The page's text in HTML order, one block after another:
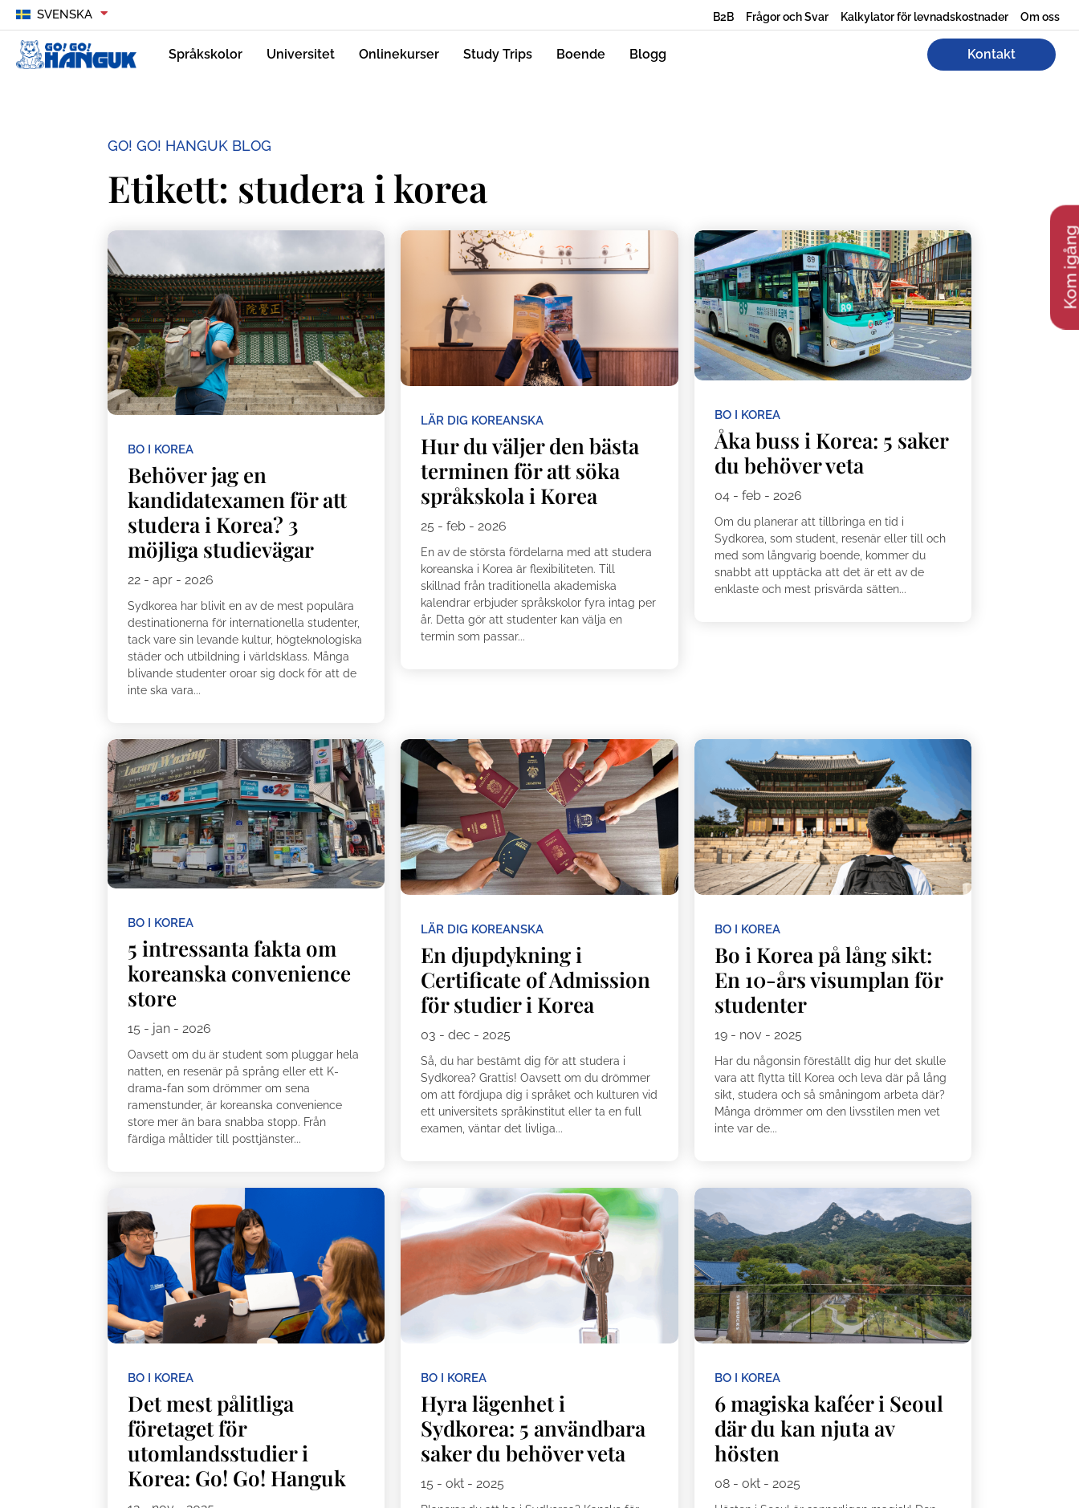
SVENSKA B2B Frågor och Svar Kalkylator för levnadskostnader Om oss
Språkskolor Universitet Onlinekurser Study Trips Boende Blogg Kontakt
Kom
GO! GO! HANGUK BLOG
Etikett: studera i korea
BO I KOREA
Behöver jag en
kandidatexamen för att
studera i Korea? 3
möjliga studievägar
22 - apr - 2026
Sydkorea har blivit en av de mest populära
destinationerna för internationella studenter,
tack vare sin levande kultur, högteknologiska
städer och utbildning i världsklass. Många
blivande studenter oroar sig dock för att de
inte ska vara...
LÄR DIG KOREANSKA
Hur du väljer den bästa
terminen för att söka
språkskola i Korea
25 - feb - 2026
En av de största fördelarna med att studera
koreanska i Korea är flexibiliteten. Till
skillnad från traditionella akademiska
kalendrar erbjuder språkskolor fyra intag per
år. Detta gör att studenter kan välja en
termin som passar...
BO I KOREA
Åka buss i Korea: 5 saker
du behöver veta
04 - feb - 2026
Om du planerar att tillbringa en tid i
Sydkorea, som student, resenär eller till och
med som långvarig boende, kommer du
snabbt att upptäcka att det är ett av de
enklaste och mest prisvärda sätten...
BO I KOREA
5 intressanta fakta om
koreanska convenience
store
15 - jan - 2026
Oavsett om du är student som pluggar hela
natten, en resenär på språng eller ett K-
drama-fan som drömmer om sena
ramenstunder, är koreanska convenience
store mer än bara snabba stopp. Från
färdiga måltider till posttjänster...
LÄR DIG KOREANSKA
En djupdykning i
Certificate of Admission
för studier i Korea
03 - dec - 2025
Så, du har bestämt dig för att studera i
Sydkorea? Grattis! Oavsett om du drömmer
om att fördjupa dig i språket och kulturen vid
ett universitets språkinstitut eller ta en full
examen, väntar det livliga...
BO I KOREA
Bo i Korea på lång sikt:
En 10-års visumplan för
studenter
19 - nov - 2025
Har du någonsin föreställt dig hur det skulle
vara att flytta till Korea och leva där på lång
sikt, studera och så småningom arbeta där?
Många drömmer om den livsstilen men vet
inte var de...
BO I KOREA
Det mest pålitliga
företaget för
utomlandsstudier i
Korea: Go! Go! Hanguk
BO I KOREA
Hyra lägenhet i
Sydkorea: 5 användbara
saker du behöver veta
15 - okt - 2025
BO I KOREA
6 magiska kaféer i Seoul
där du kan njuta av
hösten
08 - okt - 2025